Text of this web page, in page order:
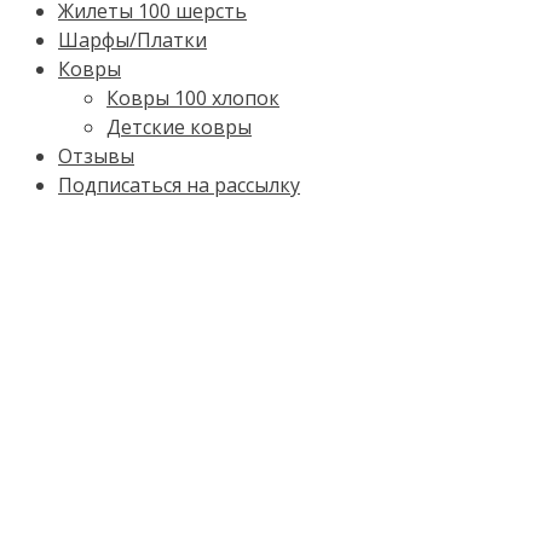
Жилеты 100 шерсть
Шарфы/Платки
Ковры
Ковры 100 хлопок
Детские ковры
Отзывы
Подписаться на рассылку